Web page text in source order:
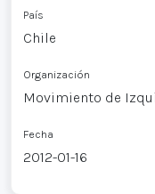
País
Chile
Organización
Movimiento de
Fecha
2012-01-16